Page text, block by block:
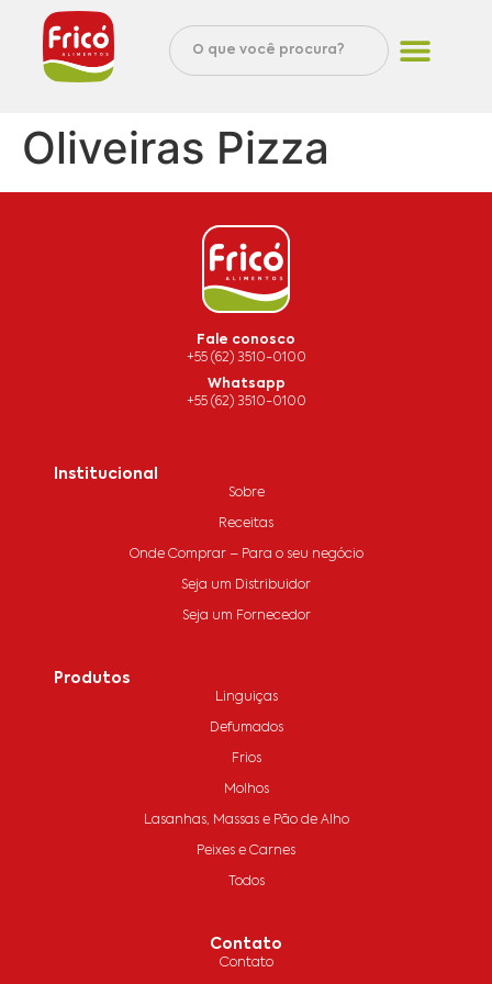
Oliveiras Pizza
Fale conosco
+55 (62) 3510-0100
Whatsapp
+55 (62) 3510-0100
Institucional
Sobre
Receitas
Onde Comprar – Para o seu negócio
Seja um Distribuidor
Seja um Fornecedor
Produtos
Linguiças
Defumados
Frios
Molhos
Lasanhas, Massas e Pão de Alho
Peixes e Carnes
Todos
Contato
Contato